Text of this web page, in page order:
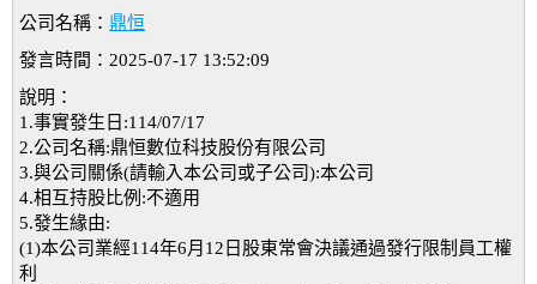
公司名稱： 鼎恒
發言時間：2025-07-17 13:52:09
說明：
1.事實發生日:114/07/17
2.公司名稱:鼎恒數位科技股份有限公司
3.與公司關係(請輸入本公司或子公司):本公司
4.相互持股比例:不適用
5.發生緣由:
(1)本公司業經114年6月12日股東常會決議通過發行限制員工權
利